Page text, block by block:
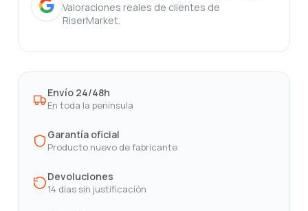
Valoraciones reales de clientes de
RiserMarket.
Envío 24/48h
En toda la península
Garantía oficial
Producto nuevo de fabricante
Devoluciones
14 días sin justificación